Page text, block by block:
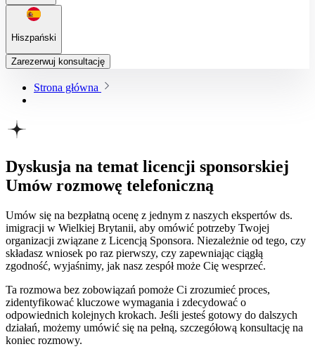
Hiszpański
Zarezerwuj konsultację
Strona główna
Dyskusja na temat licencji sponsorskiej
Umów rozmowę telefoniczną
Umów się na bezpłatną ocenę z jednym z naszych ekspertów ds.
imigracji w Wielkiej Brytanii, aby omówić potrzeby Twojej
organizacji związane z Licencją Sponsora. Niezależnie od tego, czy
składasz wniosek po raz pierwszy, czy zapewniając ciągłą
zgodność, wyjaśnimy, jak nasz zespół może Cię wesprzeć.
Ta rozmowa bez zobowiązań pomoże Ci zrozumieć proces,
zidentyfikować kluczowe wymagania i zdecydować o
odpowiednich kolejnych krokach. Jeśli jesteś gotowy do dalszych
działań, możemy umówić się na pełną, szczegółową konsultację na
koniec rozmowy.